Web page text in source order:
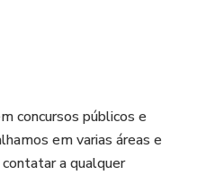
concursos públicos e
em varias áreas e
a qualquer